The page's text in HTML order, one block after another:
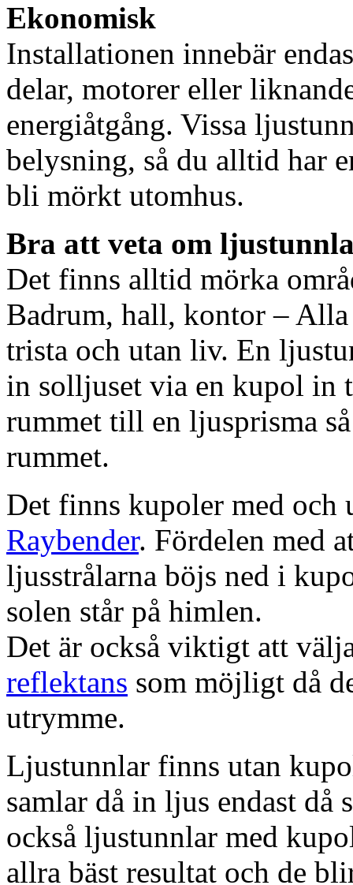
Ekonomisk
Installationen innebär
delar, motorer eller
energiåtgång. Vissa
belysning, så du alltid har
bli mörkt utomhus.
Bra att veta om
Det finns alltid mörka
Badrum, hall, kontor – Alla
trista och utan liv. En
in solljuset via en kupol in
rummet till en ljusprisma
rummet.
Det finns kupoler med och
Raybender. Fördelen med
ljusstrålarna böjs ned i
solen står på himlen.
Det är också viktigt att
reflektans som möjligt då
utrymme.
Ljustunnlar finns utan
samlar då in ljus endast då
också ljustunnlar med
allra bäst resultat och de